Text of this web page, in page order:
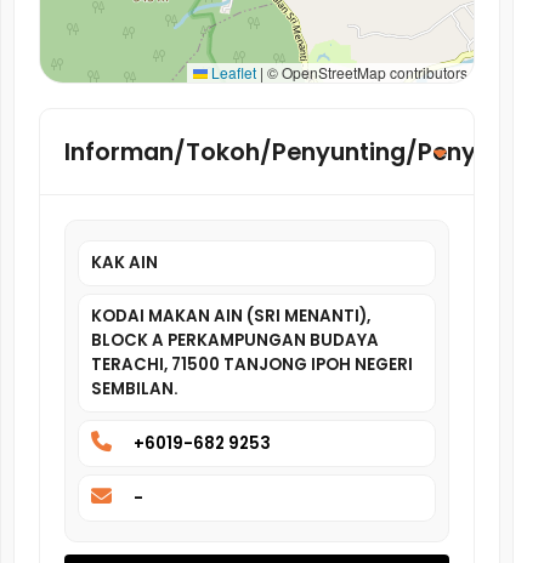
Leaflet | © OpenStreetMap contributors
Informan/Tokoh/Penyunting/Penyelidik
KAK AIN
KODAI MAKAN AIN (SRI MENANTI),
BLOCK A PERKAMPUNGAN BUDAYA
TERACHI, 71500 TANJONG IPOH NEGERI
SEMBILAN.
+6019-682 9253
-